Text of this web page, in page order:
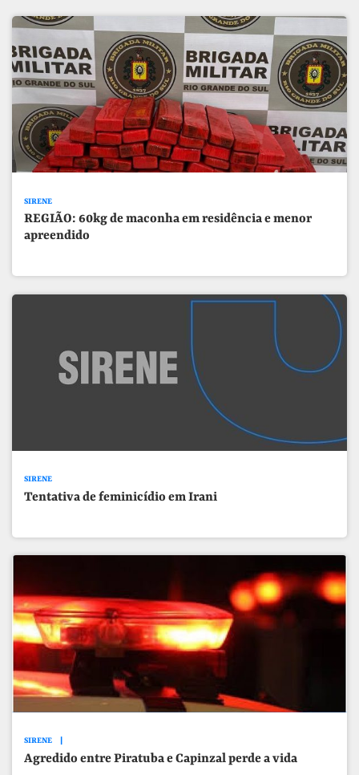
SIRENE
REGIÃO: 60kg de maconha em residência e menor
apreendido
SIRENE
Tentativa de feminicídio em Irani
SIRENE
Agredido entre Piratuba e Capinzal perde a vida